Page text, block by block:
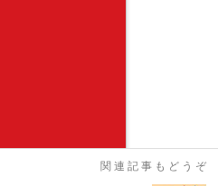
関連記事もどうぞ